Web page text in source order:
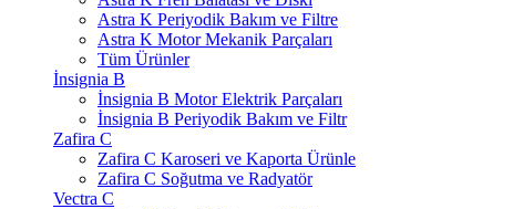
Astra K Periyodik Bakım ve Filtre
Astra K Motor Mekanik Parçaları
Tüm Ürünler
İnsignia B
İnsignia B Motor Elektrik Parçaları
İnsignia B Periyodik Bakım ve Filtr
Zafira C
Zafira C Karoseri ve Kaporta Ürünle
Zafira C Soğutma ve Radyatör
Vectra C